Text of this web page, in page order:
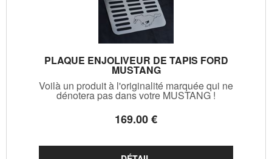
PLAQUE ENJOLIVEUR DE TAPIS FORD
MUSTANG
Voilà un produit à l'originalité marquée qui ne
dénotera pas dans votre MUSTANG !
169.00€